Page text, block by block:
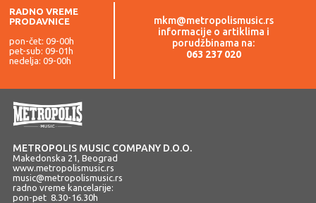
RADNO VREME
PRODAVNICE
pon-čet: 09-00h
pet-sub: 09-01h
nedelja: 09-00h
mkm@metropolismusic.rs
informacije o artiklima i
porudžbinama na:
063 237 020
METROPOLIS MUSIC COMPANY D.O.O.
Makedonska 21, Beograd
www.metropolismusic.rs
music@metropolismusic.rs
radno vreme kancelarije:
pon-pet 8.30-16.30h